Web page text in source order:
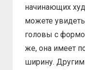
начинающих
можете
головы с
же, она имеет
ширину.